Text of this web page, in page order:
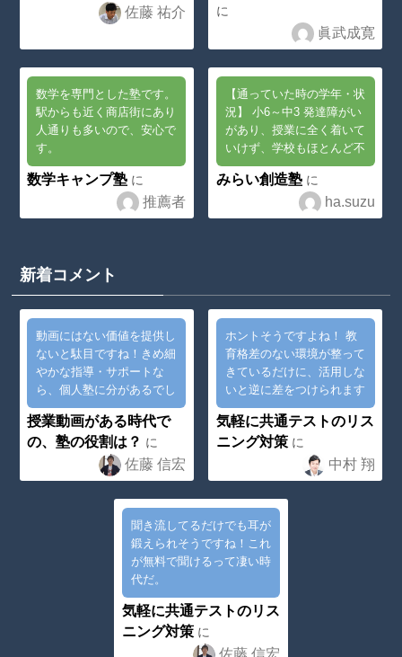
23
るということだと拝読しま
と立ち寄...
佐藤 祐介
すめ？】 本気で公務員に
に
眞武成寛
数学を専門とした塾です。
駅からも近く商店街にあり
人通りも多いので、安心で
す。
数学キャンプ塾 に
推薦者
【通っていた時の学年・状
況】 小6～中3 発達障がい
があり、授業に全く着いて
いけず、学校もほとんど不
登校の状態でした 【通っ
てからの変化】 佐藤先生
が、勉強の面だけでなく、
生活の面でも相談...
みらい創造塾に
ha.suzu
新着コメント
動画にはない価値を提供し
ないと駄目ですね！きめ細
やかな指導・サポートな
ら、個人塾に分があるでし
ょう！
授業動画がある時代で
の、塾の役割は？ に
佐藤 信宏
ホントそうですよね！ 教
育格差のない環境が整って
きているだけに、活用しな
いと逆に差をつけられます
よね^^;
気軽に共通テストのリス
ニング対策に
中村 翔
聞き流してるだけでも耳が
鍛えられそうですね！これ
が無料で聞けるって凄い時
代だ。
気軽に共通テストのリス
ニング対策に
佐藤 信宏